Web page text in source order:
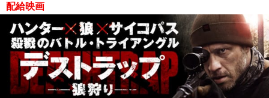
配給映画